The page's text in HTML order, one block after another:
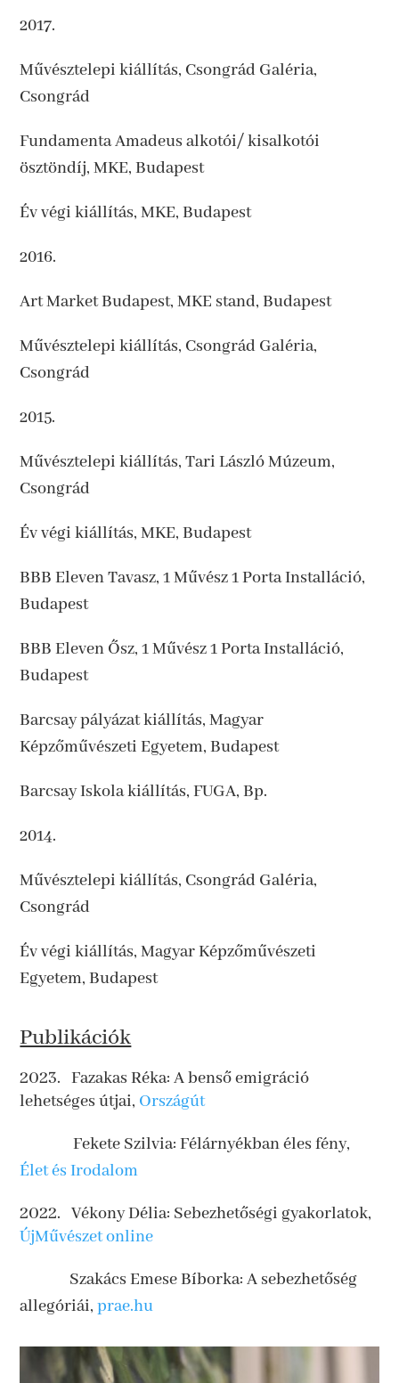
2017.
Művésztelepi kiállítás, Csongrád Galéria,
Csongrád
Fundamenta Amadeus alkotói/ kisalkotói
ösztöndíj, MKE, Budapest
Év végi kiállítás, MKE, Budapest
2016.
Art Market Budapest, MKE stand, Budapest
Művésztelepi kiállítás, Csongrád Galéria,
Csongrád
2015.
Művésztelepi kiállítás, Tari László Múzeum,
Csongrád
Év végi kiállítás, MKE, Budapest
BBB Eleven Tavasz, 1 Művész 1 Porta Installáció,
Budapest
BBB Eleven Ősz, 1 Művész 1 Porta Installáció,
Budapest
Barcsay pályázat kiállítás, Magyar
Képzőművészeti Egyetem, Budapest
Barcsay Iskola kiállítás, FUGA, Bp.
2014.
Művésztelepi kiállítás, Csongrád Galéria,
Csongrád
Év végi kiállítás, Magyar Képzőművészeti
Egyetem, Budapest
Publikációk
Fazakas Réka: A benső emigráció
lehetséges útjai, Országút
Fekete Szilvia: Félárnyékban éles fény,
Élet és Irodalom
Vékony Délia: Sebezhetőségi gyakorlatok,
ÚjMűvészetonline
Szakács Emese Bíborka: A sebezhetőség
allegóriái,prae.hu